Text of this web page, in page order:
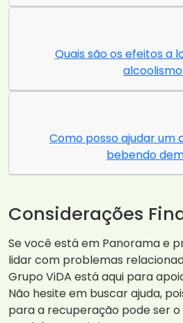
Quais são os efeitos a
Como posso ajudar um
bebendo
Considerações
Se você está em Panorama e
lidar com problemas
Grupo ViDA está aqui para
Não hesite em buscar ajuda,
para a recuperação pode ser o